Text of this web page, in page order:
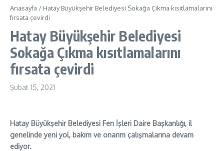
Anasayfa / Hatay Büyükşehir Belediyesi Sokağa Çıkma kısıtlamalarını
fırsata çevirdi
Hatay Büyükşehir Belediyesi
Sokağa Çıkma kısıtlamalarını
fırsata çevirdi
Şubat 15, 2021
Hatay Büyükşehir Belediyesi Fen İşleri Daire Başkanlığı, il
genelinde yeni yol, bakım ve onarım çalışmalarına devam
ediyor.